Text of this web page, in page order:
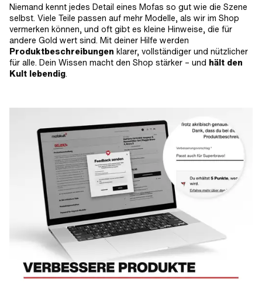
Niemand kennt jedes Detail eines Mofas so gut wie die Szene
selbst. Viele Teile passen auf mehr Modelle, als wir im Shop
vermerken können, und oft gibt es kleine Hinweise, die für
andere Gold wert sind. Mit deiner Hilfe werden
Produktbeschreibungen klarer, vollständiger und nützlicher
für alle. Dein Wissen macht den Shop stärker – und hält den
Kult lebendig.